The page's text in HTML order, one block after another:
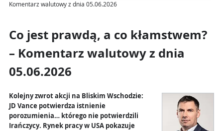
Komentarz walutowy z dnia 05.06.2026
Co jest prawdą, a co kłamstwem?
– Komentarz walutowy z dnia
05.06.2026
Kolejny zwrot akcji na Bliskim Wschodzie:
JD Vance potwierdza istnienie
porozumienia… którego nie potwierdzili
Irańczycy. Rynek pracy w USA pokazuje